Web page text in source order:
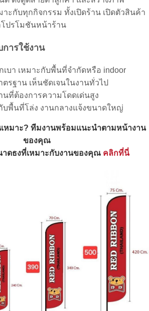
ะกับทุกกิจกรรม ทั้งเปิดร้าน เปิดตัวสินค้า
ปรโมชันหน้าร้าน
ารใช้งาน
เบา เหมาะกับพื้นที่จำกัดหรือ indoor
ตรฐาน เห็นชัดเจนในงานทั่วไป
นที่ต้องการความโดดเด่นสูง
บพื้นที่โล่ง งานกลางแจ้งขนาดใหญ่
หมาะ? ทีมงานพร้อมแนะนำตามหน้างาน
ของคุณ
าดธงที่เหมาะกับงานของคุณ คลิกที่นี่